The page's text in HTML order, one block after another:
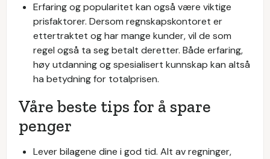
Erfaring og popularitet kan også være viktige
prisfaktorer. Dersom regnskapskontoret er
ettertraktet og har mange kunder, vil de som
regel også ta seg betalt deretter. Både erfaring,
høy utdanning og spesialisert kunnskap kan altså
ha betydning for totalprisen.
Våre beste tips for å spare
penger
Lever bilagene dine i god tid. Alt av regninger,